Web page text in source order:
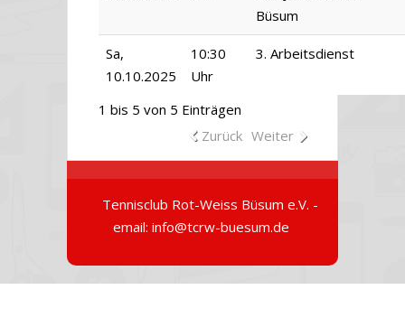
Büsum
Sa,
10.10.2025
10:30
Uhr
3. Arbeitsdienst
1 bis 5 von 5 Einträgen
Zurück Weiter
Tennisclub Rot-Weiss Büsum e.V. -
email: info@tcrw-buesum.de